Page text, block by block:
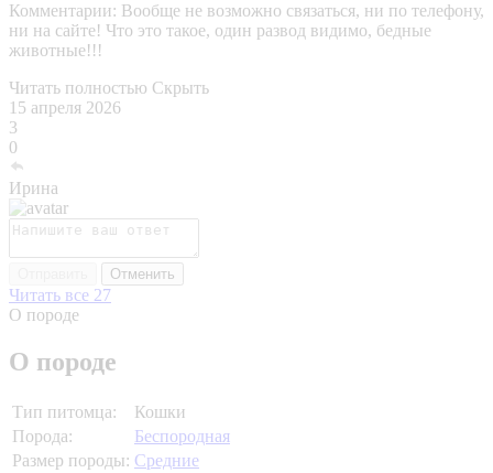
Комментарии: Вообще не возможно связаться, ни по телефону,
ни на сайте! Что это такое, один развод видимо, бедные
животные!!!
Читать полностью Скрыть
15 апреля 2026
3
0
Ирина
Отменить
Читать все 27
О породе
О породе
Тип питомца:
Кошки
Порода:
Беспородная
Размер породы: Средние